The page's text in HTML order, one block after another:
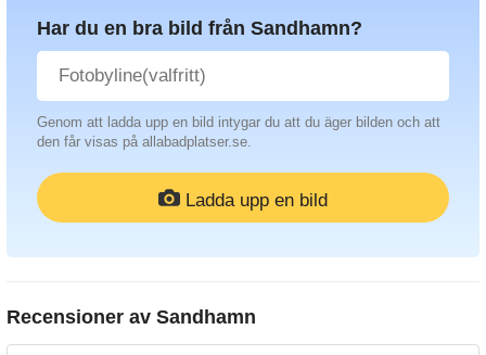
Har du en bra bild från Sandhamn?
Genom att ladda upp en bild intygar du att du äger bilden och att
den får visas på allabadplatser.se.
Ladda upp en bild
Recensioner av Sandhamn